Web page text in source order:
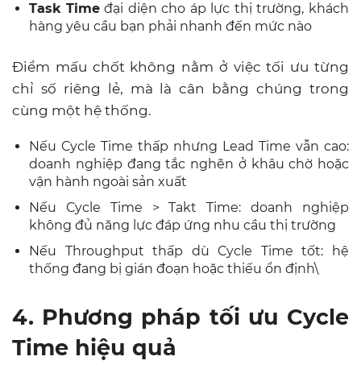
Task Timeđại diện cho áp lực thị trường, khách
hàng yêu cầu bạn phải nhanh đến mức nào
Điểm mấu chốt không nằm ở việc tối ưu từng
chỉ số riêng lẻ, mà là cân bằng chúng trong
cùng một hệ thống.
Nếu Cycle Time thấp nhưng Lead Time vẫn cao:
doanh nghiệp đang tắc nghẽn ở khâu chờ hoặc
vận hành ngoài sản xuất
Nếu Cycle Time > Takt Time: doanh nghiệp
không đủ năng lực đáp ứng nhu cầu thị trường
Nếu Throughput thấp dù Cycle Time tốt: hệ
thống đang bị gián đoạn hoặc thiếu ổn định\
4. Phương pháp tối ưu Cycle
Time hiệu quả